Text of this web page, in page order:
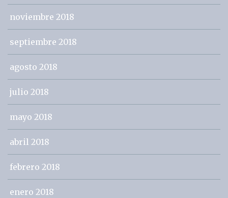
noviembre 2018
septiembre 2018
agosto 2018
julio 2018
mayo 2018
abril 2018
febrero 2018
enero 2018